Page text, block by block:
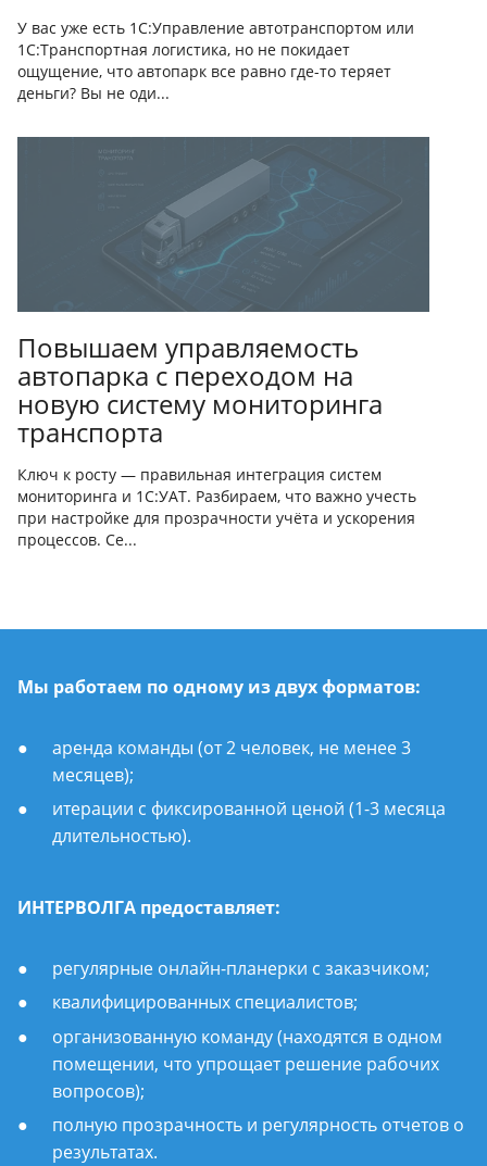
У вас уже есть 1С:Управление автотранспортом или
1С:Транспортная логистика, но не покидает
ощущение, что автопарк все равно где-то теряет
деньги? Вы не оди...
Повышаем управляемость
автопарка с переходом на
новую систему мониторинга
транспорта
Ключ к росту — правильная интеграция систем
мониторинга и 1С:УАТ. Разбираем, что важно учесть
при настройке для прозрачности учёта и ускорения
процессов. Се...
Мы работаем по одному из двух форматов:
аренда команды (от 2 человек, не менее 3
месяцев);
итерации с фиксированной ценой (1-3 месяца
длительностью).
ИНТЕРВОЛГА предоставляет:
регулярные онлайн-планерки с заказчиком;
квалифицированных специалистов;
организованную команду (находятся в одном
помещении, что упрощает решение рабочих
вопросов);
полную прозрачность и регулярность отчетов о
результатах.